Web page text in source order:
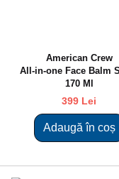
American Crew
All-in-one Face Balm
170 Ml
399 Lei
Adaugă în coș